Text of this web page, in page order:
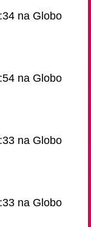
na Globo
na Globo
na Globo
na Globo